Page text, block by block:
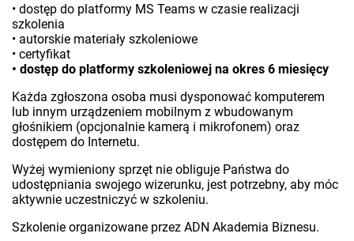
• dostęp do platformy MS Teams w czasie realizacji
szkolenia
• autorskie materiały szkoleniowe
• certyfikat
• dostęp do platformy szkoleniowej na okres 6 miesięcy
Każda zgłoszona osoba musi dysponować komputerem
lub innym urządzeniem mobilnym z wbudowanym
głośnikiem (opcjonalnie kamerą i mikrofonem) oraz
dostępem do Internetu.
Wyżej wymieniony sprzęt nie obliguje Państwa do
udostępniania swojego wizerunku, jest potrzebny, aby móc
aktywnie uczestniczyć w szkoleniu.
Szkolenie organizowane przez ADN Akademia Biznesu.